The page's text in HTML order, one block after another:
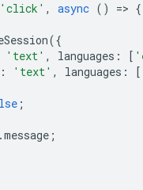
'click' , async () => {
({
'text' , languages : [
: 'text' , languages : [
;
.message ;